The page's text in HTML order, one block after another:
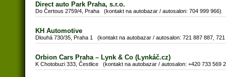
Direct auto Park Praha, s.r.o.
Do Čertous 2759/4, Praha (kontakt na autobazar / autosalon: 704 999 966)
KH Automotive
Dlouhá 730/35, Praha 1 (kontakt na autobazar / autosalon: 721 887 887, 721
Orbion Cars Praha – Lynk & Co (Lynkáč.cz)
K Chotobuzi 333, Čestlice (kontakt na autobazar / autosalon: +420 733 569